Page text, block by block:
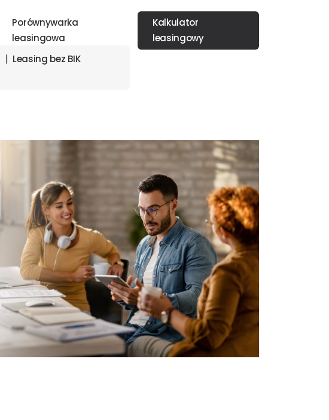
Porównywarka
leasingowa
Kalkulator
leasingowy
Leasing bez BIK